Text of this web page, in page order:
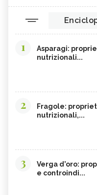
1
Asparagi:
nutrizionali...
2
Fragole:
nutrizionali,...
3
Verga d'oro:
e controindi...